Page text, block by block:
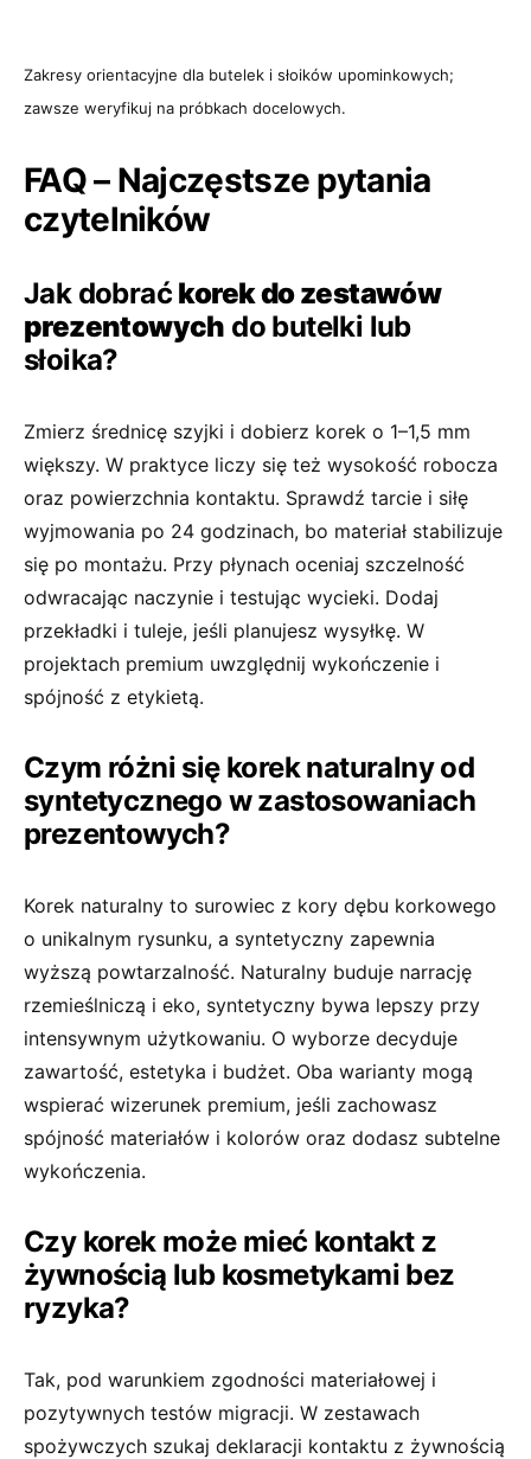
Zakresy orientacyjne dla butelek i słoików upominkowych;
zawsze weryfikuj na próbkach docelowych.
FAQ – Najczęstsze pytania
czytelników
Jak dobraćkorek do zestawów
prezentowych do butelki lub
słoika?
Zmierz średnicę szyjki i dobierz korek o 1–1,5 mm
większy. W praktyce liczy się też wysokość robocza
oraz powierzchnia kontaktu. Sprawdź tarcie i siłę
wyjmowania po 24 godzinach, bo materiał stabilizuje
się po montażu. Przy płynach oceniaj szczelność
odwracając naczynie i testując wycieki. Dodaj
przekładki i tuleje, jeśli planujesz wysyłkę. W
projektach premium uwzględnij wykończenie i
spójność z etykietą.
Czym różni się korek naturalny od
syntetycznego w zastosowaniach
prezentowych?
Korek naturalny to surowiec z kory dębu korkowego
o unikalnym rysunku, a syntetyczny zapewnia
wyższą powtarzalność. Naturalny buduje narrację
rzemieślniczą i eko, syntetyczny bywa lepszy przy
intensywnym użytkowaniu. O wyborze decyduje
zawartość, estetyka i budżet. Oba warianty mogą
wspierać wizerunek premium, jeśli zachowasz
spójność materiałów i kolorów oraz dodasz subtelne
wykończenia.
Czy korek może mieć kontakt z
żywnością lub kosmetykami bez
ryzyka?
Tak, pod warunkiem zgodności materiałowej i
pozytywnych testów migracji. W zestawach
spożywczych szukaj deklaracji kontaktu z żywnością